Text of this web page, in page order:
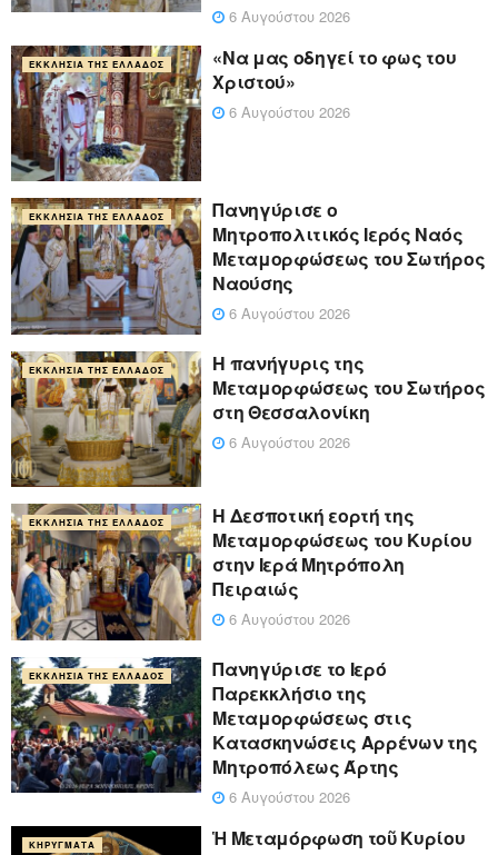
6 Αυγούστου 2026
ΕΚΚΛΗΣΊΑ ΤΗΣ ΕΛΛΆΔΟΣ
«Να μας οδηγεί το φως του
Χριστού»
6 Αυγούστου 2026
ΕΚΚΛΗΣΊΑ ΤΗΣ ΕΛΛΆΔΟΣ
Πανηγύρισε ο
Μητροπολιτικός Ιερός Ναός
Μεταμορφώσεως του Σωτήρος
Ναούσης
6 Αυγούστου 2026
ΕΚΚΛΗΣΊΑ ΤΗΣ ΕΛΛΆΔΟΣ
Η πανήγυρις της
Μεταμορφώσεως του Σωτήρος
στη Θεσσαλονίκη
6 Αυγούστου 2026
ΕΚΚΛΗΣΊΑ ΤΗΣ ΕΛΛΆΔΟΣ
Η Δεσποτική εορτή της
Μεταμορφώσεως του Κυρίου
στην Ιερά Μητρόπολη
Πειραιώς
6 Αυγούστου 2026
ΕΚΚΛΗΣΊΑ ΤΗΣ ΕΛΛΆΔΟΣ
Πανηγύρισε το Ιερό
Παρεκκλήσιο της
Μεταμορφώσεως στις
Κατασκηνώσεις Αρρένων της
Μητροπόλεως Άρτης
6 Αυγούστου 2026
ΚΗΡΎΓΜΑΤΑ
Ἡ Μεταμόρφωση τοῦ Κυρίου